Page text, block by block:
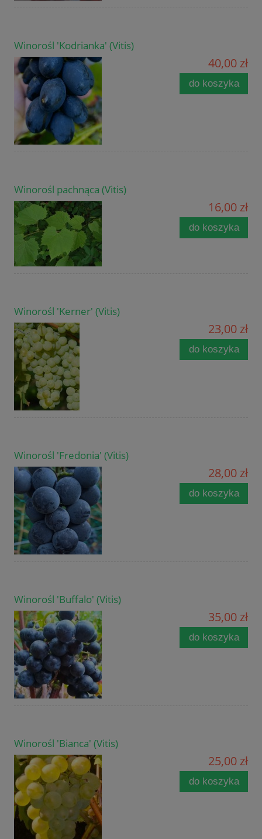
Winorośl 'Kodrianka' (Vitis)
40,00 zł
do koszyka
Winorośl pachnąca (Vitis)
16,00 zł
do koszyka
Winorośl 'Kerner' (Vitis)
23,00 zł
do koszyka
Winorośl 'Fredonia' (Vitis)
28,00 zł
do koszyka
Winorośl 'Buffalo' (Vitis)
35,00 zł
do koszyka
Winorośl 'Bianca' (Vitis)
25,00 zł
do koszyka